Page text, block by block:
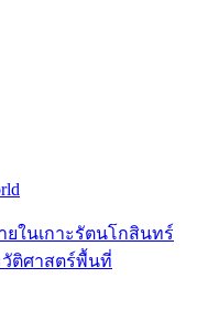
ในเกาะรัตนโกสินทร์
ติศาสตร์พื้นที่